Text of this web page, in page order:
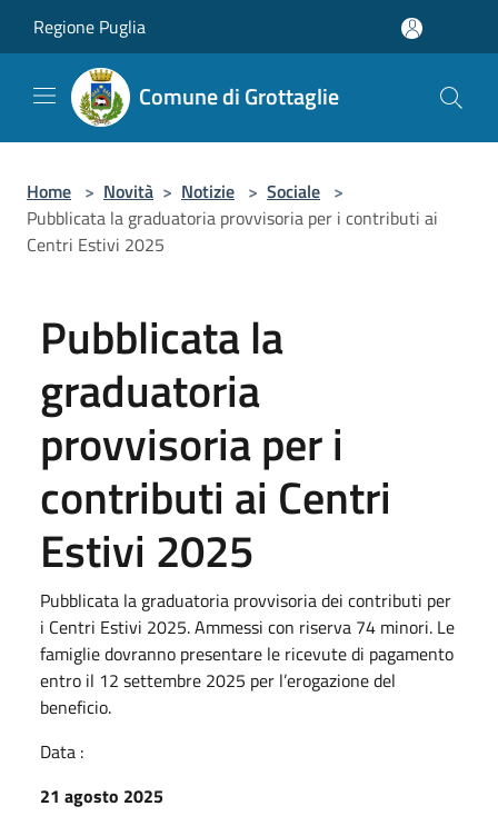
Regione Puglia
Comune di Grottaglie
Home > Novità > Notizie > Sociale >
Pubblicata la graduatoria provvisoria per i contributi ai
Centri Estivi 2025
Pubblicata la
graduatoria
provvisoria per i
contributi ai Centri
Estivi 2025
Pubblicata la graduatoria provvisoria dei contributi per
i Centri Estivi 2025. Ammessi con riserva 74 minori. Le
famiglie dovranno presentare le ricevute di pagamento
entro il 12 settembre 2025 per l’erogazione del
beneficio.
Data :
21 agosto 2025